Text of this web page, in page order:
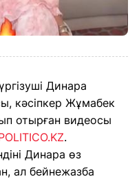
Динара
кәсіпкер Жұмабек
отырған видеосы
.
Динара өз
ал бейнежазба